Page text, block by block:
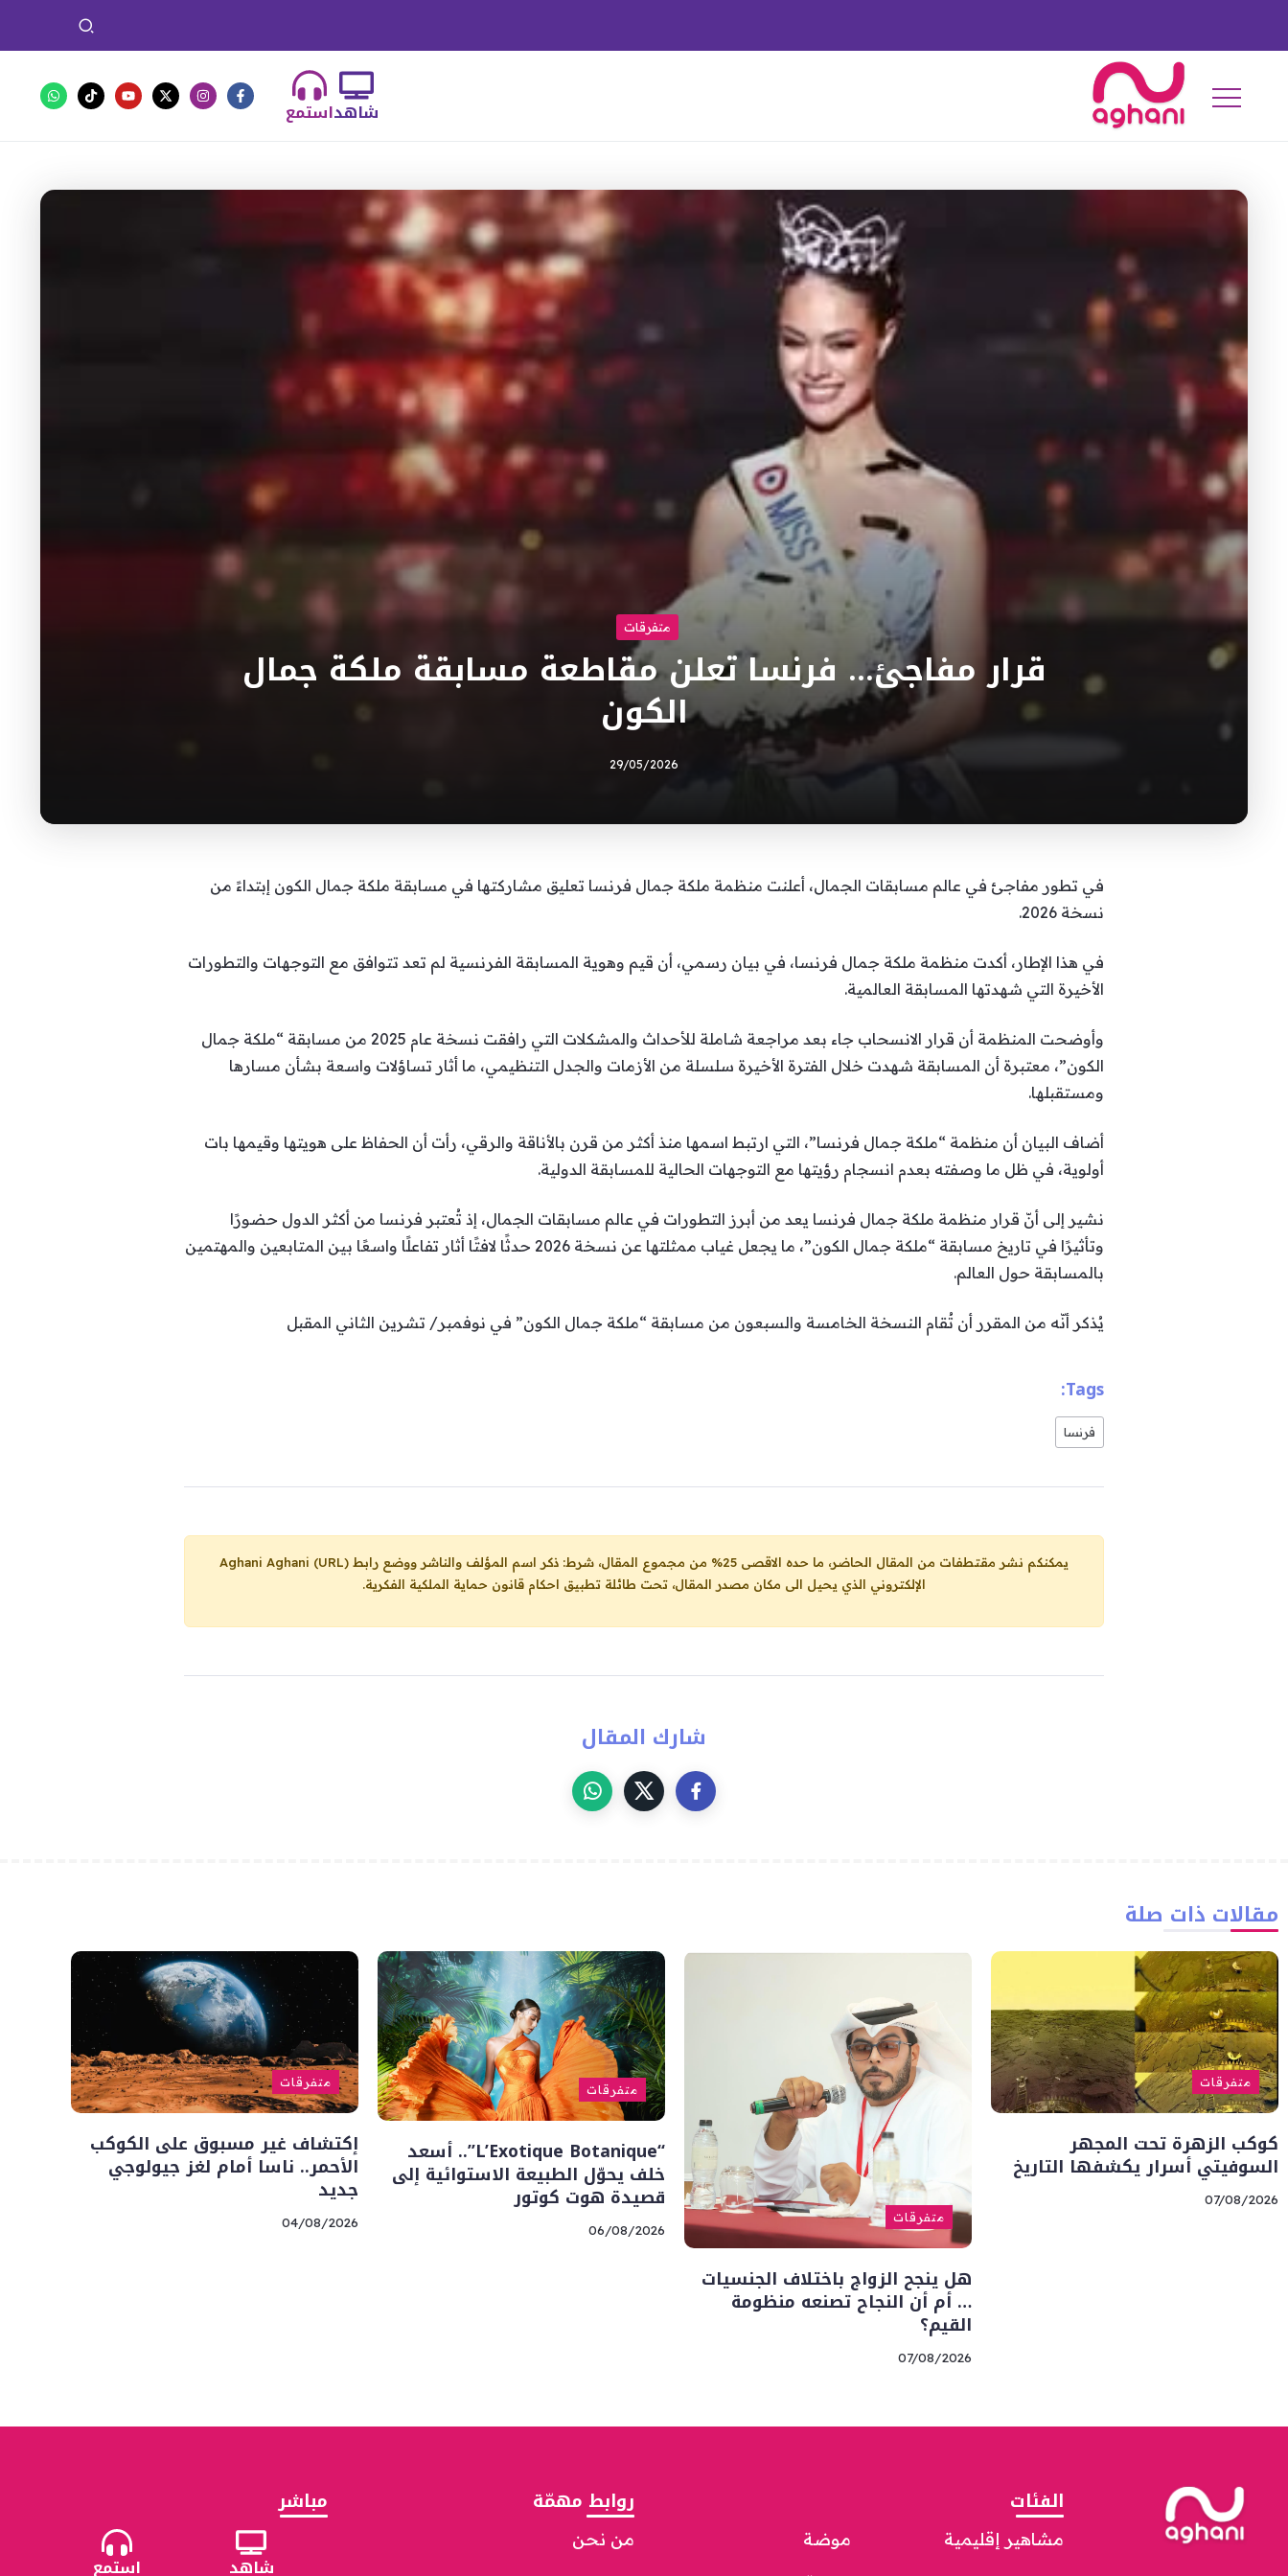
استمعشاهد
متفرقات
قرار مفاجئ… فرنسا تعلن مقاطعة مسابقة ملكة جمال
الكون
29/05/2026
في تطور مفاجئ في عالم مسابقات الجمال، أعلنت منظمة ملكة جمال فرنسا تعليق مشاركتها في مسابقة ملكة جمال الكون إبتداءً من
نسخة 2026.
في هذا الإطار، أكدت منظمة ملكة جمال فرنسا، في بيان رسمي، أن قيم وهوية المسابقة الفرنسية لم تعد تتوافق مع التوجهات والتطورات
الأخيرة التي شهدتها المسابقة العالمية.
وأوضحت المنظمة أن قرار الانسحاب جاء بعد مراجعة شاملة للأحداث والمشكلات التي رافقت نسخة عام 2025 من مسابقة “ملكة جمال
الكون”، معتبرة أن المسابقة شهدت خلال الفترة الأخيرة سلسلة من الأزمات والجدل التنظيمي، ما أثار تساؤلات واسعة بشأن مسارها
ومستقبلها.
أضاف البيان أن منظمة “ملكة جمال فرنسا”، التي ارتبط اسمها منذ أكثر من قرن بالأناقة والرقي، رأت أن الحفاظ على هويتها وقيمها بات
أولوية، في ظل ما وصفته بعدم انسجام رؤيتها مع التوجهات الحالية للمسابقة الدولية.
نشير إلى أنّ قرار منظمة ملكة جمال فرنسا يعد من أبرز التطورات في عالم مسابقات الجمال، إذ تُعتبر فرنسا من أكثر الدول حضورًا
وتأثيرًا في تاريخ مسابقة “ملكة جمال الكون”، ما يجعل غياب ممثلتها عن نسخة 2026 حدثًا لافتًا أثار تفاعلًا واسعًا بين المتابعين والمهتمين
بالمسابقة حول العالم.
يُذكر أنّه من المقرر أن تُقام النسخة الخامسة والسبعون من مسابقة “ملكة جمال الكون” في نوفمبر/ تشرين الثاني المقبل
Tags:
فرنسا
يمكنكم نشر مقتطفات من المقال الحاضر، ما حده الاقصى 25% من مجموع المقال، شرط: ذكر اسم المؤلف والناشر ووضع رابط
Aghani Aghani (URL)
الإلكتروني الذي يحيل الى مكان مصدر المقال، تحت طائلة تطبيق احكام قانون حماية الملكية الفكرية.
شارك المقال
مقالات ذات صلة
متفرقات
كوكب الزهرة تحت المجهر
السوفيتي أسرار يكشفها التاريخ
07/08/2026
متفرقات
هل ينجح الزواج باختلاف الجنسيات
… أم أن النجاح تصنعه منظومة
القيم؟
07/08/2026
متفرقات
“L’Exotique Botanique”.. أسعد
خلف يحوّل الطبيعة الاستوائية إلى
قصيدة هوت كوتور
06/08/2026
متفرقات
إكتشاف غير مسبوق على الكوكب
الأحمر.. ناسا أمام لغز جيولوجي
جديد
04/08/2026
الفئات
مشاهير إقليمية
موضة
روابط مهمّة
من نحن
مباشر
شاهد استمع